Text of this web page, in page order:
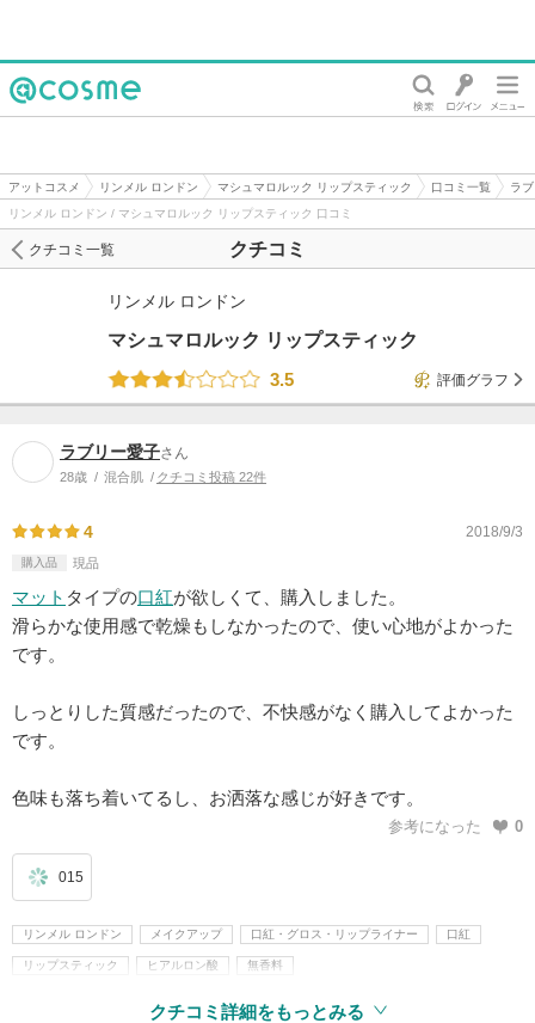
アットコスメ リンメル ロンドン マシュマロルック リップスティック 口コミ一覧
ラ
リンメル ロンドン / マシュマロルック リップスティック 口コミ
クチコミ
クチコミ一覧
リンメル ロンドン
マシュマロルック リップスティック
3.5
評価グラフ
ラブリー愛子さん
28歳 混合肌 クチコミ投稿 22件
4 2018/9/3
購入品 現品
マット タイプの口紅が欲しくて、購入しました。
滑らかな使用感で乾燥もしなかったので、使い心地がよかった
です。
しっとりした質感だったので、不快感がなく購入してよかった
です。
色味も落ち着いてるし、お洒落な感じが好きです。
参考になった 0
015
リンメル ロンドン メイクアップ 口紅・グロス・リップライナー 口紅
リップスティック ヒアルロン酸 無香料
クチコミ詳細をもっとみる